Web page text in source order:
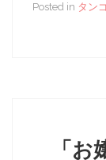
Posted in タン
「